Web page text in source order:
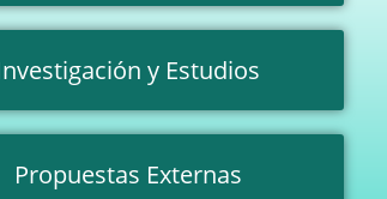
y Estudios
Propuestas Externas